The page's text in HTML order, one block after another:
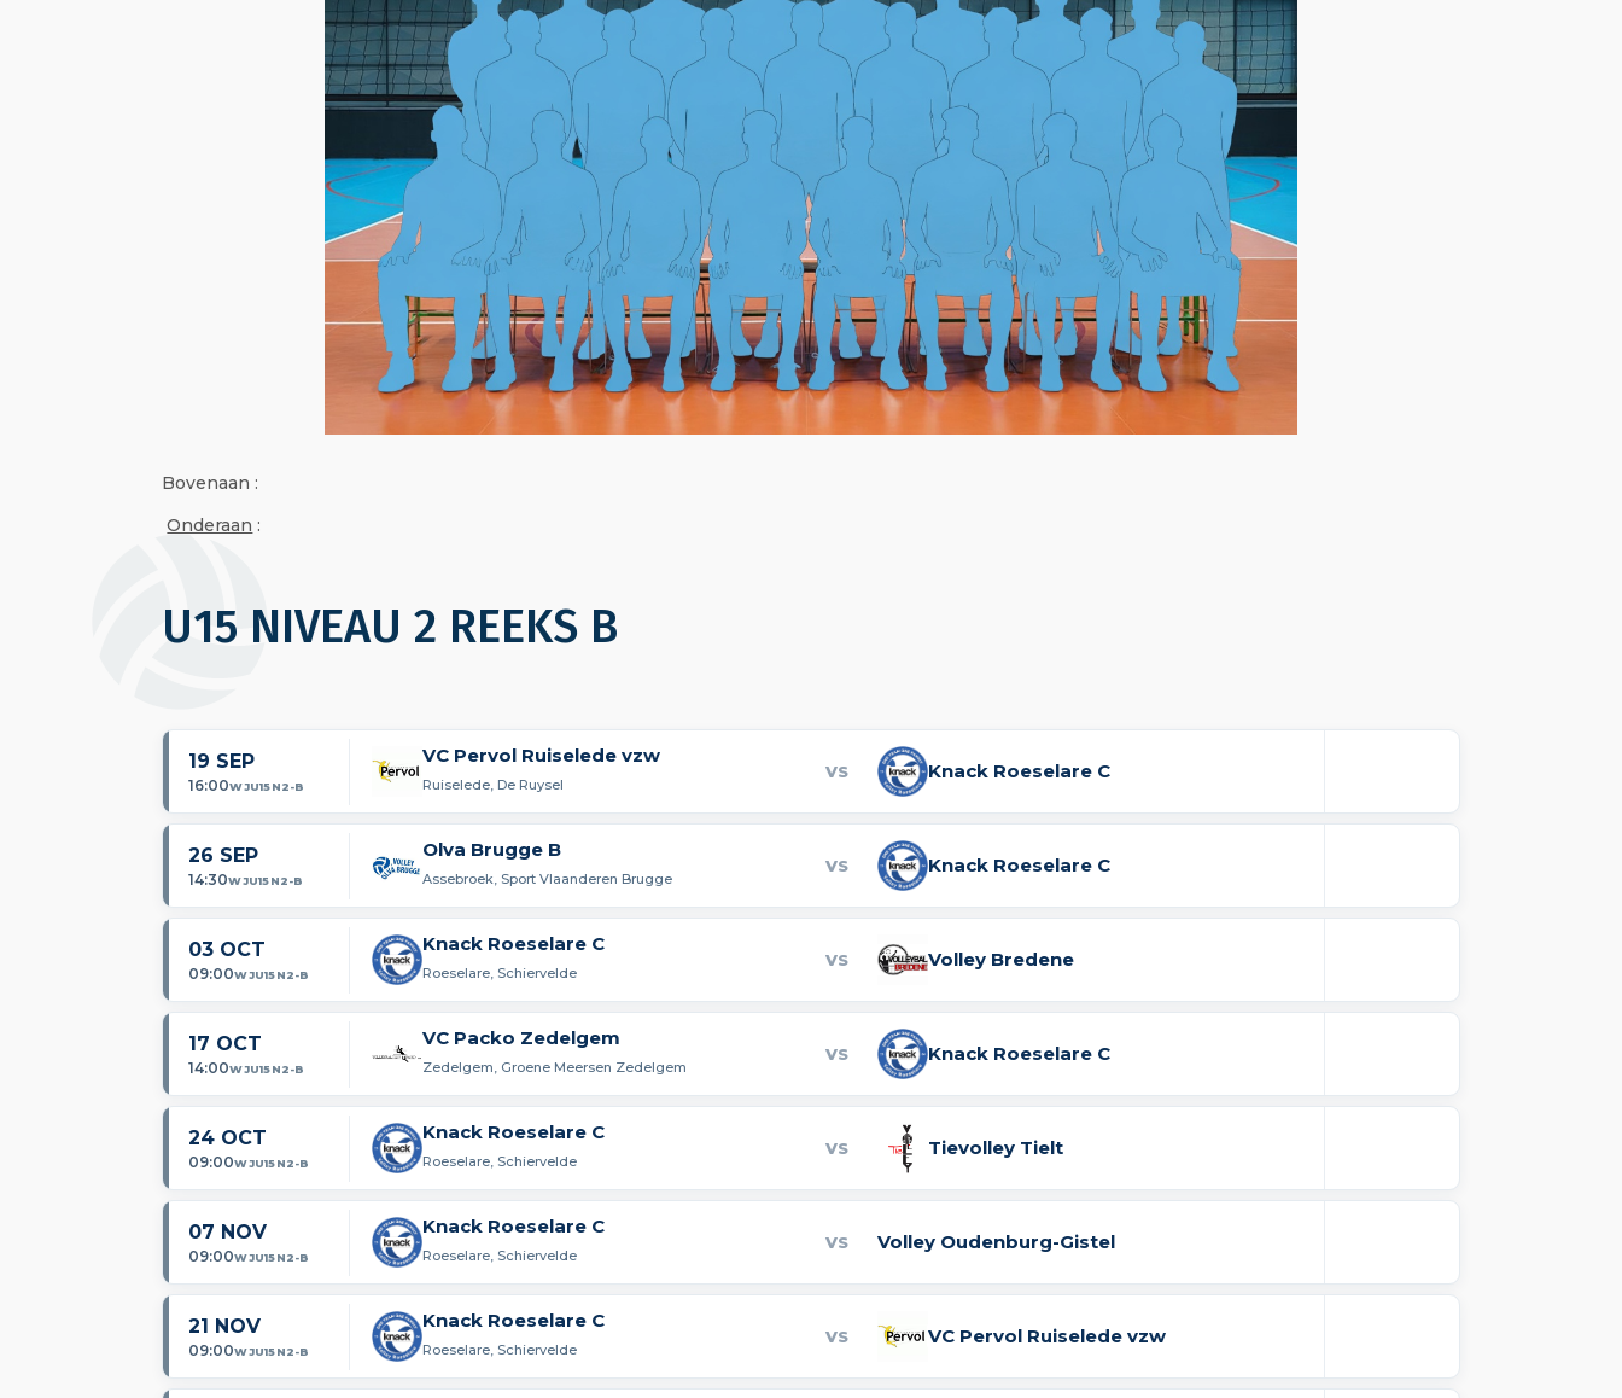
Bovenaan :
Onderaan :
U15 NIVEAU 2 REEKS B
19 SEP
16:00WJU15N2-B
VC Pervol Ruiselede vzw
Ruiselede, De Ruysel
VS Knack Roeselare C
26 SEP
14:30WJU15N2-B
Olva Brugge B
Assebroek, Sport Vlaanderen Brugge
VS Knack Roeselare C
03 OCT
09:00WJU15N2-B
Knack Roeselare C
Roeselare, Schiervelde
VS Volley Bredene
17 OCT
14:00WJU15N2-B
VC Packo Zedelgem
Zedelgem, Groene Meersen Zedelgem
VS Knack Roeselare C
24 OCT
09:00WJU15N2-B
Knack Roeselare C
Roeselare, Schiervelde
VS Tievolley Tielt
07 NOV
09:00WJU15N2-B
Knack Roeselare C
Roeselare, Schiervelde
VS Volley Oudenburg-Gistel
21 NOV
09:00WJU15N2-B
Knack Roeselare C
Roeselare, Schiervelde
VS VC Pervol Ruiselede vzw